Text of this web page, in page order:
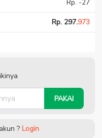
Rp. -27
Rp. 297.973
PAKAI
? Login